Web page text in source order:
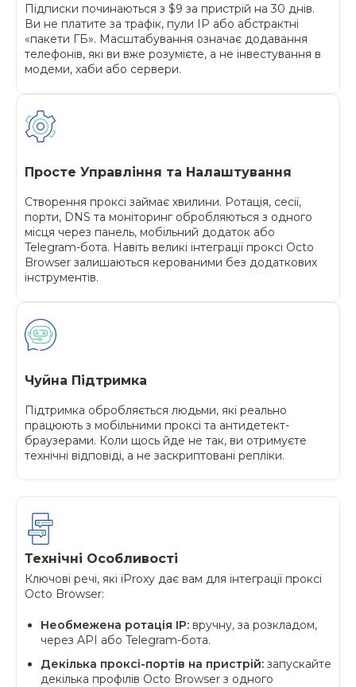
Підписки починаються з $9 за пристрій на 30 днів.
Ви не платите за трафік, пули IP або абстрактні
«пакети ГБ». Масштабування означає додавання
телефонів, які ви вже розумієте, а не інвестування в
модеми, хаби або сервери.
Просте Управління та Налаштування
Створення проксі займає хвилини. Ротація, сесії,
порти, DNS та моніторинг обробляються з одного
місця через панель, мобільний додаток або
Telegram-бота. Навіть великі інтеграції проксі Octo
Browser залишаються керованими без додаткових
інструментів.
Чуйна Підтримка
Підтримка обробляється людьми, які реально
працюють з мобільними проксі та антидетект-
браузерами. Коли щось йде не так, ви отримуєте
технічні відповіді, а не заскриптовані репліки.
Технічні Особливості
Ключові речі, які iProxy дає вам для інтеграції проксі
Octo Browser:
Необмежена ротація IP: вручну, за розкладом,
через API або Telegram-бота.
Декілька проксі-портів на пристрій: запускайте
декілька профілів Octo Browser з одного